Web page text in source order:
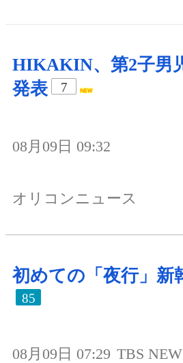
HIKAKIN、第2子男
発表
7
08月09日 09:32
オリコンニュース
初めての「夜行」新
85
08月09日 07:29 TBS